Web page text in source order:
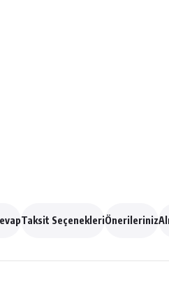
Taksit SeçenekleriÖnerileriniz